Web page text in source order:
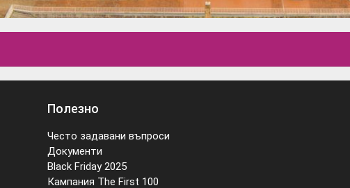
Полезно
Често задавани въпроси
Документи
Black Friday 2025
Кампания The First 100